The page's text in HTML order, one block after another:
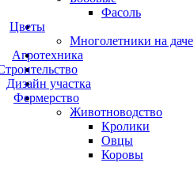
Фасоль
Цветы
Многолетники на даче
Агротехника
Дизайн участка
Фермерство
Животноводство
Кролики
Овцы
Коровы